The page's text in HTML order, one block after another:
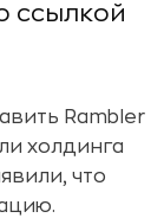
ссылкой
Rambler
холдинга
что